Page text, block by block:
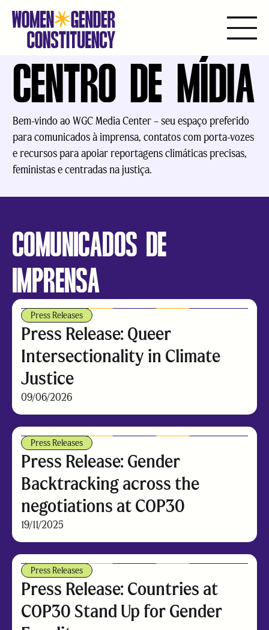
conteúdo
CENTRO DE MÍDIA
Bem-vindo ao WGC Media Center – seu espaço preferido
para comunicados à imprensa, contatos com porta-vozes
e recursos para apoiar reportagens climáticas precisas,
feministas e centradas na justiça.
COMUNICADOS DE
IMPRENSA
Press Releases
Press Release: Queer
Intersectionality in Climate
Justice
09/06/2026
Press Releases
Press Release: Gender
Backtracking across the
negotiations at COP30
19/11/2025
Press Releases
Press Release: Countries at
COP30 Stand Up for Gender